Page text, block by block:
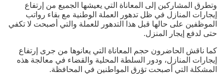
وتطرق المشاركين إلى المعاناة التي يعيشها الجميع من إرتفاع
إيجارات المنازل في ظل تدهور العملة الوطنية مع بقاء رواتب
الموظفين على حالها قبل هذا التدهور للعملة والتي أصبحت لا تكفي
حتى لدفع إيجار المنزل.
كما ناقش الحاضرون حجم المعاناة التي يعانوها من جرى إرتفاع
إيجارات المنازل، ودور السلطة المحلية والقضاء في معالجة هذه
المشكلة التي أصبحت تؤرق المواطنين في المحافظة.